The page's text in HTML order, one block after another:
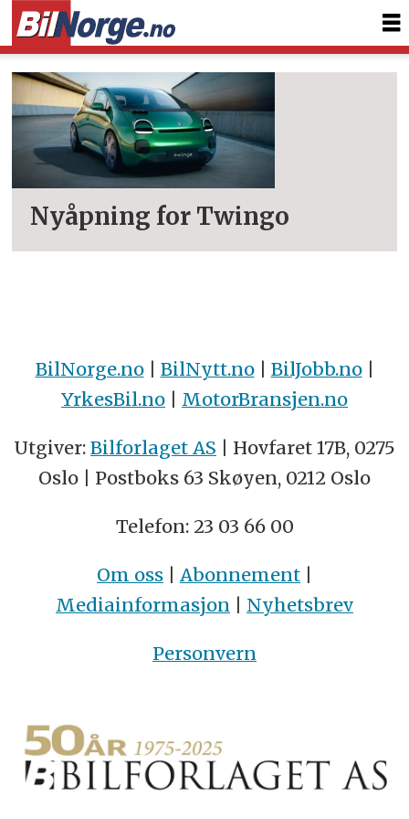
Tag:
jean-
pierre
ploué
Nyåpning for Twingo
BilNorge.no| BilNytt.no| BilJobb.no|
YrkesBil.no | MotorBransjen.no
Utgiver: Bilforlaget AS | Hovfaret 17B, 0275
Oslo | Postboks 63 Skøyen, 0212 Oslo
Telefon: 23 03 66 00
Om oss | Abonnement |
Mediainformasjon | Nyhetsbrev
Personvern